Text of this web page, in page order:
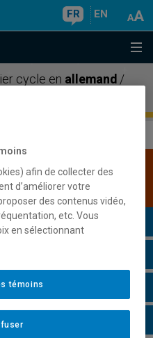
FR EN
cycle en allemand /
de ce programme est
pour la consulter.
afin de collecter des
d’améliorer votre
des contenus vidéo,
etc. Vous
en sélectionnant
témoins